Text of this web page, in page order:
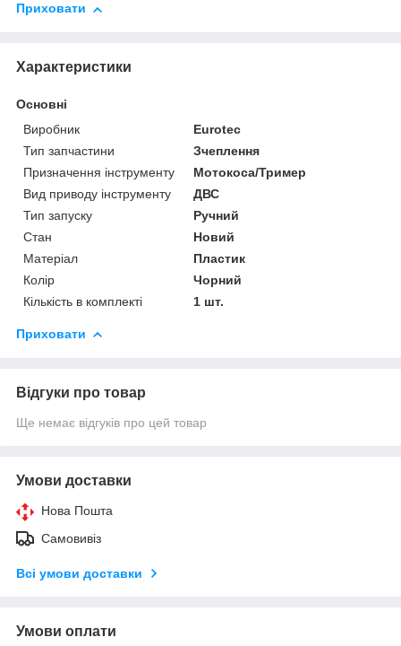
Приховати
Характеристики
Основні
Виробник
Eurotec
Тип запчастини
Зчеплення
Призначення інструменту
Мотокоса/Тример
Вид приводу інструменту
ДВС
Тип запуску
Ручний
Стан
Новий
Матеріал
Пластик
Колір
Чорний
Кількість в комплекті
1 шт.
Приховати
Відгуки про товар
Ще немає відгуків про цей товар
Умови доставки
Нова Пошта
Самовивіз
Всі умови доставки
Умови оплати